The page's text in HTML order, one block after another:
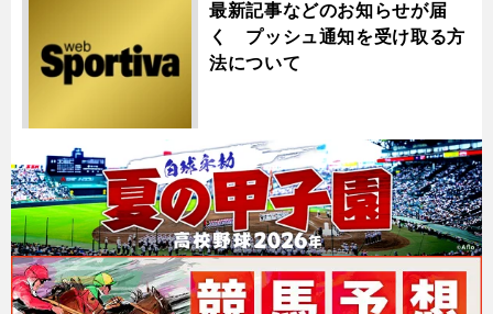
最新記事などのお知らせが届
く プッシュ通知を受け取る方
法について